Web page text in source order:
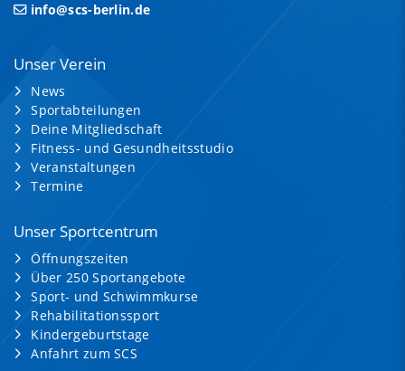
info@scs-berlin.de
Unser Verein
News
Sportabteilungen
Deine Mitgliedschaft
Fitness- und Gesundheitsstudio
Veranstaltungen
Termine
Unser Sportcentrum
Öffnungszeiten
Über 250 Sportangebote
Sport- und Schwimmkurse
Rehabilitationssport
Kindergeburtstage
Anfahrt zum SCS